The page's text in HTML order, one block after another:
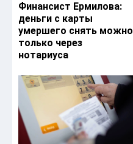
Финансист Ермилова:
деньги с карты
умершего снять можно
только через
нотариуса